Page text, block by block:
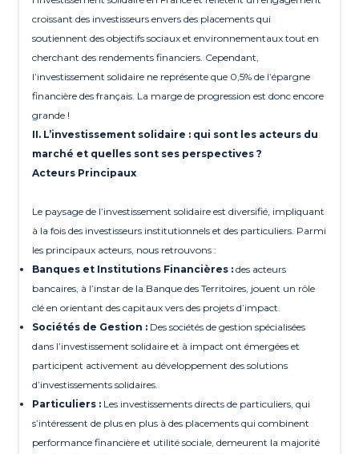
croissant des investisseurs envers des placements qui
soutiennent des objectifs sociaux et environnementaux tout en
cherchant des rendements financiers. Cependant,
l’investissement solidaire ne représente que 0,5% de l’épargne
financière des français. La marge de progression est donc encore
grande !
II. L’investissement solidaire : qui sont les acteurs du
marché et quelles sont ses perspectives ?
Acteurs Principaux
Le paysage de l’investissement solidaire est diversifié, impliquant
à la fois des investisseurs institutionnels et des particuliers. Parmi
les principaux acteurs, nous retrouvons :
Banques et Institutions Financières : des acteurs
bancaires, à l’instar de la Banque des Territoires, jouent un rôle
clé en orientant des capitaux vers des projets d’impact.
Sociétés de Gestion : Des sociétés de gestion spécialisées
dans l’investissement solidaire et à impact ont émergées et
participent activement au développement des solutions
d’investissements solidaires.
Particuliers : Les investissements directs de particuliers, qui
s’intéressent de plus en plus à des placements qui combinent
performance financière et utilité sociale, demeurent la majorité